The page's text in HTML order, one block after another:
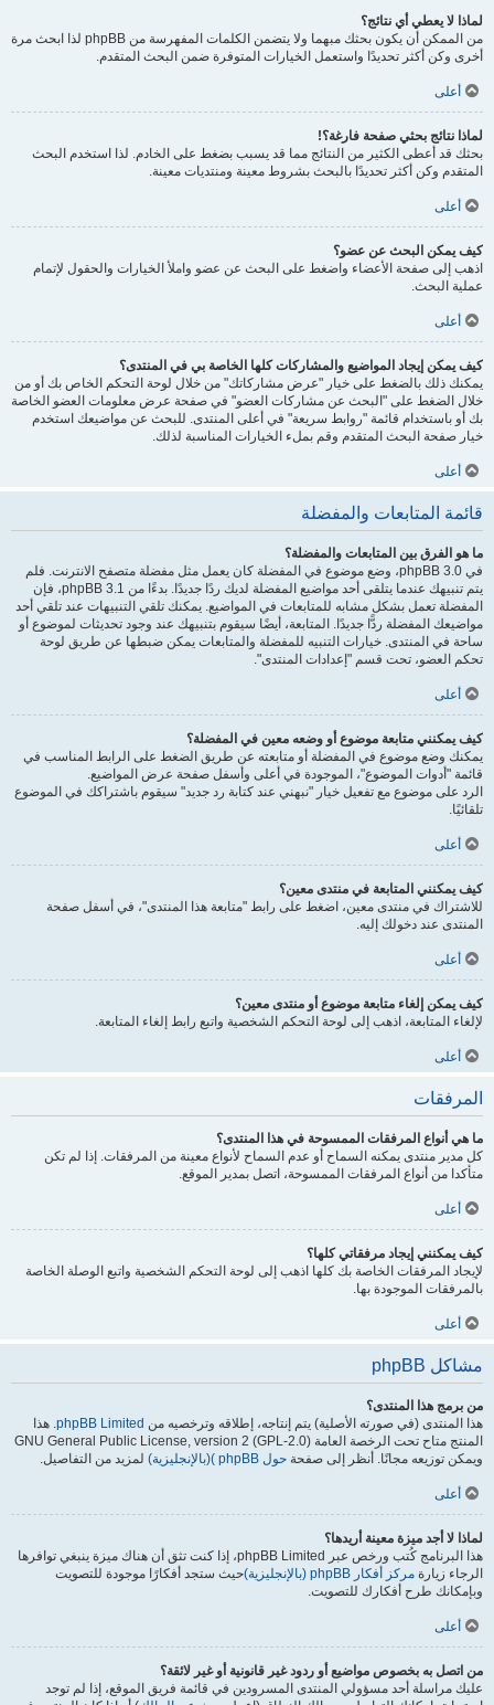
لماذا لا يعطي أي نتائج؟
من الممكن أن يكون بحثك مبهما ولا يتضمن الكلمات المفهرسة من phpBB لذا ابحث مرة
أخرى وكن أكثر تحديدًا واستعمل الخيارات المتوفرة ضمن البحث المتقدم.
أعلى
لماذا نتائج بحثي صفحة فارغة؟!
بحثك قد أعطى الكثير من النتائج مما قد يسبب بضغط على الخادم. لذا استخدم البحث
المتقدم وكن أكثر تحديدًا بالبحث بشروط معينة ومنتديات معينة.
أعلى
كيف يمكن البحث عن عضو؟
اذهب إلى صفحة الأعضاء واضغط على البحث عن عضو واملأ الخيارات والحقول لإتمام
عملية البحث.
أعلى
كيف يمكن إيجاد المواضيع والمشاركات كلها الخاصة بي في المنتدى؟
يمكنك ذلك بالضغط على خيار "عرض مشاركاتك" من خلال لوحة التحكم الخاص بك أو من
خلال الضغط على "البحث عن مشاركات العضو" في صفحة عرض معلومات العضو الخاصة
بك أو باستخدام قائمة "روابط سريعة" في أعلى المنتدى. للبحث عن مواضيعك استخدم
خيار صفحة البحث المتقدم وقم بملء الخيارات المناسبة لذلك.
أعلى
قائمة المتابعات والمفضلة
ما هو الفرق بين المتابعات والمفضلة؟
في phpBB 3.0، وضع موضوع في المفضلة كان يعمل مثل مفضلة متصفح الانترنت. فلم
يتم تنبيهك عندما يتلقى أحد مواضيع المفضلة لديك ردًا جديدًا. بدءًا من phpBB 3.1، فإن
المفضلة تعمل بشكل مشابه للمتابعات في المواضيع. يمكنك تلقي التنبيهات عند تلقي أحد
مواضيعك المفضلة ردًّا جديدًا. المتابعة، أيضًا سيقوم بتنبيهك عند وجود تحديثات لموضوع أو
ساحة في المنتدى. خيارات التنبيه للمفضلة والمتابعات يمكن ضبطها عن طريق لوحة
تحكم العضو، تحت قسم "إعدادات المنتدى".
أعلى
كيف يمكنني متابعة موضوع أو وضعه معين في المفضلة؟
يمكنك وضع موضوع في المفضلة أو متابعته عن طريق الضغط على الرابط المناسب في
قائمة "أدوات الموضوع"، الموجودة في أعلى وأسفل صفحة عرض المواضيع.
الرد على موضوع مع تفعيل خيار "نبهني عند كتابة رد جديد" سيقوم باشتراكك في الموضوع
تلقائيًا.
أعلى
كيف يمكنني المتابعة في منتدى معين؟
للاشتراك في منتدى معين، اضغط على رابط "متابعة هذا المنتدى"، في أسفل صفحة
المنتدى عند دخولك إليه.
أعلى
كيف يمكن إلغاء متابعة موضوع أو منتدى معين؟
لإلغاء المتابعة، اذهب إلى لوحة التحكم الشخصية واتبع رابط إلغاء المتابعة.
أعلى
المرفقات
ما هي أنواع المرفقات الممسوحة في هذا المنتدى؟
كل مدير منتدى يمكنه السماح أو عدم السماح لأنواع معينة من المرفقات. إذا لم تكن
متأكدا من أنواع المرفقات الممسوحة، اتصل بمدير الموقع.
أعلى
كيف يمكنني إيجاد مرفقاتي كلها؟
لإيجاد المرفقات الخاصة بك كلها اذهب إلى لوحة التحكم الشخصية واتبع الوصلة الخاصة
بالمرفقات الموجودة بها.
أعلى
مشاكل phpBB
من برمج هذا المنتدى؟
هذا المنتدى (في صورته الأصلية) يتم إنتاجه، إطلاقه وترخصيه من phpBB Limited. هذا
المنتج متاح تحت الرخصة العامة GNU General Public License, version 2 (GPL-2.0)
ويمكن توزيعه مجانًا. أنظر إلى صفحة حول phpBB )(بالإنجليزية) لمزيد من التفاصيل.
أعلى
لماذا لا أجد ميزة معينة أريدها؟
هذا البرنامج كُتب ورخص عبر phpBB Limited، إذا كنت تثق أن هناك ميزة ينبغي توافرها
الرجاء زيارة مركز أفكار phpBB (بالإنجليزية)
حيث ستجد أفكارًا موجودة للتصويت
وبإمكانك طرح أفكارك للتصويت.
أعلى
من اتصل به بخصوص مواضيع أو ردود غير قانونية أو غير لائقة؟
عليك مراسلة أحد مسؤولي المنتدى المسرودين في قائمة فريق الموقع، إذا لم توجد